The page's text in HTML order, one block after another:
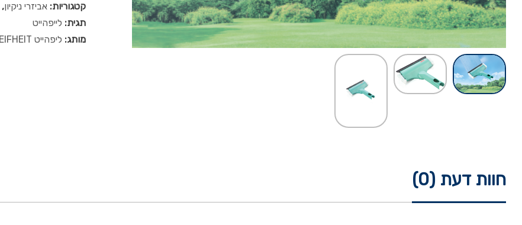
קטגוריות: אביזרי ניקיון,
תגית: לייפהייט
מותג: ליפהייט LEIFHEIT
חוות דעת (0)